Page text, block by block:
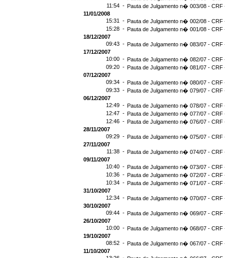
11:54 - Pauta de Julgamento n� 003/08 - CRF
11/01/2008
15:31 - Pauta de Julgamento n� 002/08 - CRF
15:28 - Pauta de Julgamento n� 001/08 - CRF
18/12/2007
09:43 - Pauta de Julgamento n� 083/07 - CRF
17/12/2007
10:00 - Pauta de Julgamento n� 082/07 - CRF
09:20 - Pauta de Julgamento n� 081/07 - CRF
07/12/2007
09:34 - Pauta de Julgamento n� 080/07 - CRF
09:33 - Pauta de Julgamento n� 079/07 - CRF
06/12/2007
12:49 - Pauta de Julgamento n� 078/07 - CRF
12:47 - Pauta de Julgamento n� 077/07 - CRF
12:46 - Pauta de Julgamento n� 076/07 - CRF
28/11/2007
09:29 - Pauta de Julgamento n� 075/07 - CRF
27/11/2007
11:38 - Pauta de Julgamento n� 074/07 - CRF
09/11/2007
10:40 - Pauta de Julgamento n� 073/07 - CRF
10:36 - Pauta de Julgamento n� 072/07 - CRF
10:34 - Pauta de Julgamento n� 071/07 - CRF
31/10/2007
12:34 - Pauta de Julgamento n� 070/07 - CRF
30/10/2007
09:44 - Pauta de Julgamento n� 069/07 - CRF
26/10/2007
10:00 - Pauta de Julgamento n� 068/07 - CRF
19/10/2007
08:52 - Pauta de Julgamento n� 067/07 - CRF
11/10/2007